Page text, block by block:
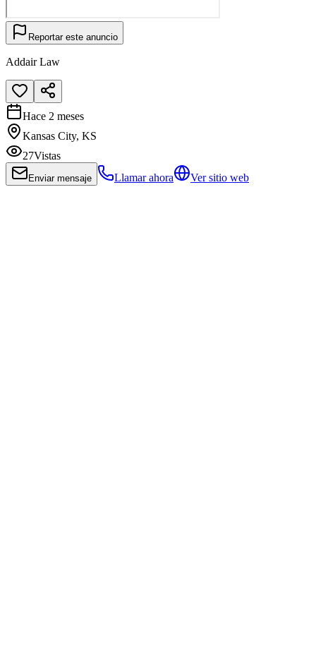
Reportar este anuncio
Addair Law
Hace 2 meses
Kansas City, KS
27Vistas
Enviar mensaje Llamar ahora Ver sitio web